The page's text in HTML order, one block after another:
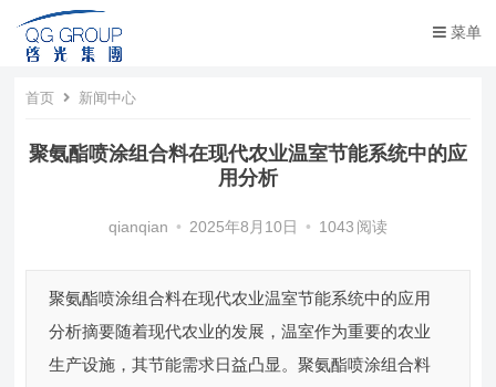
菜单
首页 新闻中心
聚氨酯喷涂组合料在现代农业温室节能系统中的应
用分析​
qianqian • 2025年8月10日 • 1043 阅读
聚氨酯喷涂组合料在现代农业温室节能系统中的应用
分析​ ​ 摘要​ 随着现代农业的发展，温室作为重要的农业
生产设施，其节能需求日益凸显。聚氨酯喷涂组合料